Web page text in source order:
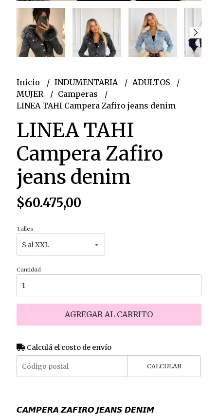
Inicio INDUMENTARIA
ADULTOS
MUJER
Camperas
LINEA TAHI Campera Zafiro jeans denim
LINEA TAHI
Campera Zafiro
jeans denim
$60.475,00
Talles
Cantidad
AGREGAR AL CARRITO
Calculá el costo de envío
CALCULAR
𝘾𝘼𝙈𝙋𝙀𝙍𝘼 𝙕𝘼𝙁𝙄𝙍𝙊 𝙅𝙀𝘼𝙉𝙎 𝘿𝙀𝙉𝙄𝙈